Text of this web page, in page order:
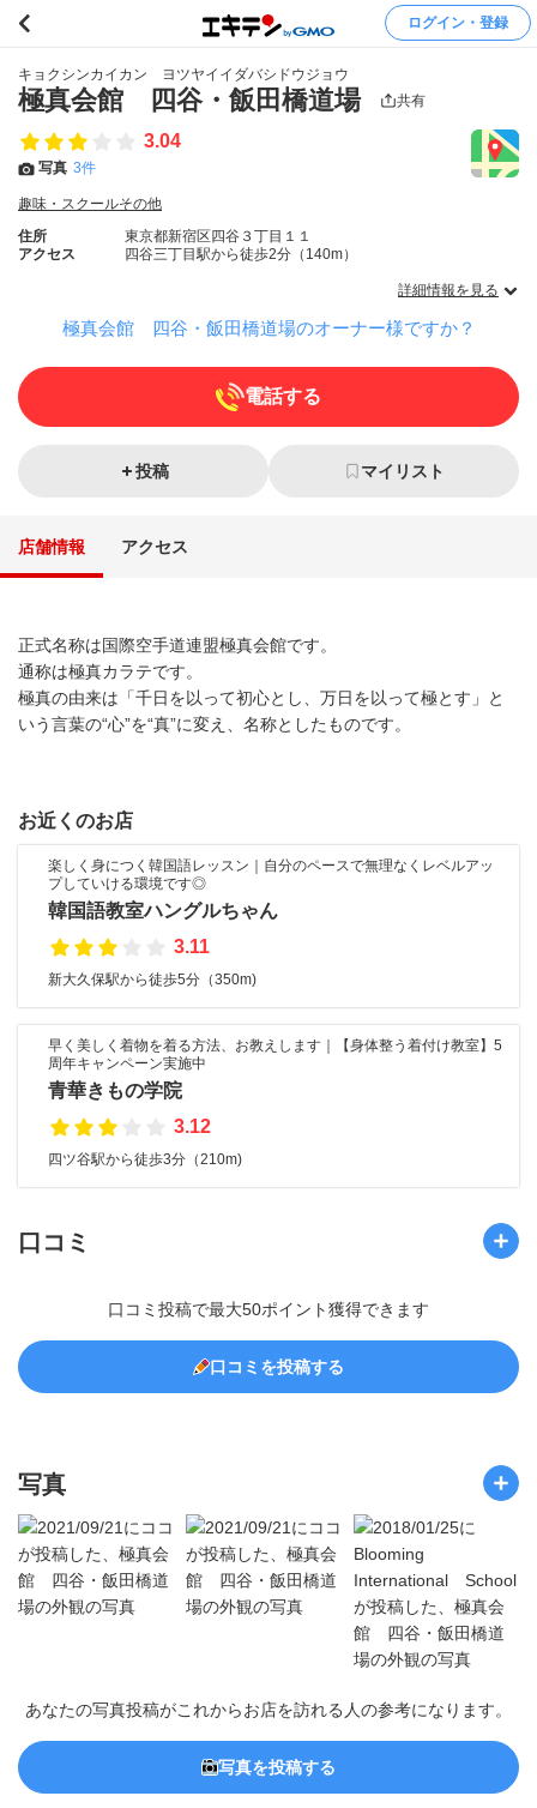
ログイン・登録
キョクシンカイカン ヨツヤイイダバシドウジョウ
極真会館 四谷・飯田橋道場 共有
3.04
写真 3件
趣味・スクールその他
住所
東京都新宿区四谷３丁目１１
アクセス
四谷三丁目駅から徒歩2分（140m）
詳細情報を見る
極真会館 四谷・飯田橋道場のオーナー様ですか？
電話する
投稿 マイリスト
店舗情報 アクセス
正式名称は国際空手道連盟極真会館です。
通称は極真カラテです。
極真の由来は「千日を以って初心とし、万日を以って極とす」と
いう言葉の“心”を“真”に変え、名称としたものです。
お近くのお店
楽しく身につく韓国語レッスン｜自分のペースで無理なくレベルアッ
プしていける環境です◎
韓国語教室ハングルちゃん
3.11
新大久保駅から徒歩5分（350m)
早く美しく着物を着る方法、お教えします｜【身体整う着付け教室】5
周年キャンペーン実施中
青華きもの学院
3.12
四ツ谷駅から徒歩3分（210m)
口コミ
口コミ投稿で最大50ポイント獲得できます
口コミを投稿する
写真
あなたの写真投稿がこれからお店を訪れる人の参考になります。
写真を投稿する